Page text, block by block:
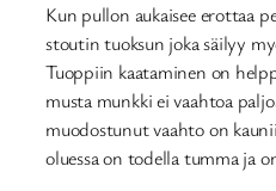
Kun pullon aukaisee erottaa
stoutin tuoksun joka säilyy
Tuoppiin kaataminen on
musta munkki ei vaahtoa
muodostunut vaahto on
oluessa on todella tumma ja